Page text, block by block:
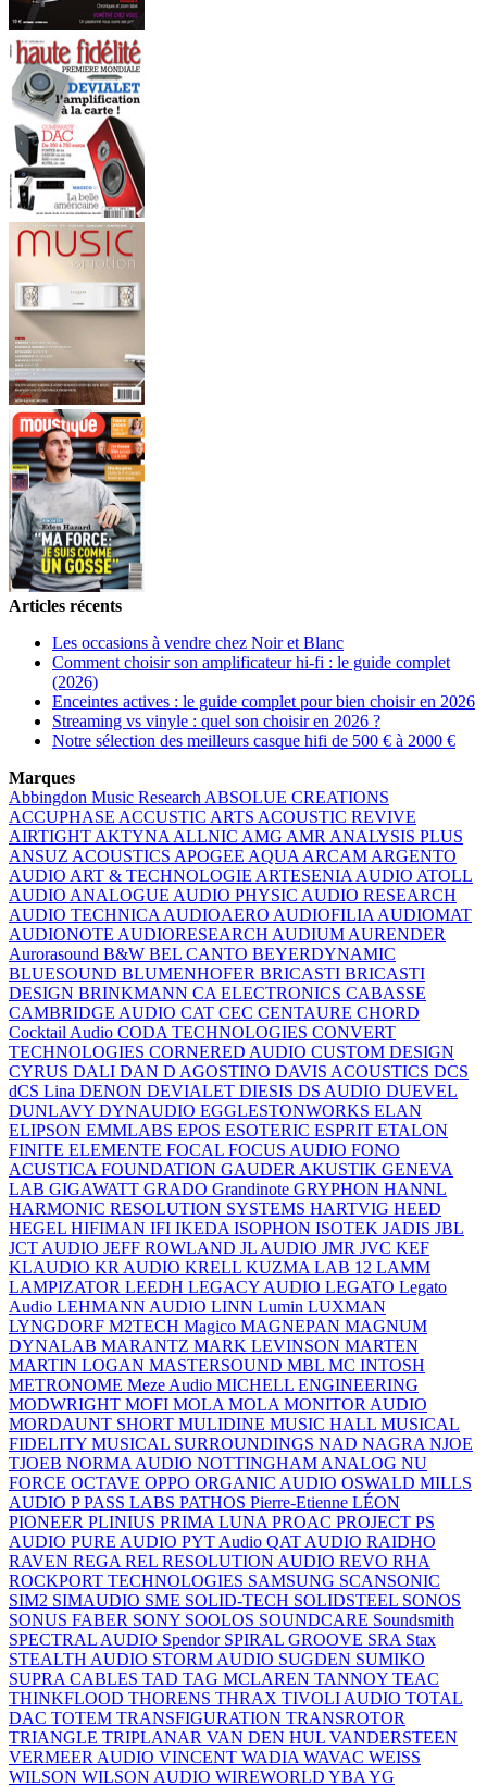
Articles récents
Les occasions à vendre chez Noir et Blanc
Comment choisir son amplificateur hi-fi : le guide complet
(2026)
Enceintes actives : le guide complet pour bien choisir en 2026
Streaming vs vinyle : quel son choisir en 2026 ?
Notre sélection des meilleurs casque hifi de 500 € à 2000 €
Marques
Abbingdon Music Research ABSOLUE CREATIONS
ACCUPHASE ACCUSTIC ARTS ACOUSTIC REVIVE
AIRTIGHT AKTYNA ALLNIC AMG AMR ANALYSIS PLUS
ANSUZ ACOUSTICS APOGEE AQUA ARCAM ARGENTO
AUDIO ART & TECHNOLOGIE ARTESENIA AUDIO ATOLL
AUDIO ANALOGUE AUDIO PHYSIC AUDIO RESEARCH
AUDIO TECHNICA AUDIOAERO AUDIOFILIA AUDIOMAT
AUDIONOTE AUDIORESEARCH AUDIUM AURENDER
Aurorasound B&W BEL CANTO BEYERDYNAMIC
BLUESOUND BLUMENHOFER BRICASTI BRICASTI
DESIGN BRINKMANN CA ELECTRONICS CABASSE
CAMBRIDGE AUDIO CAT CEC CENTAURE CHORD
Cocktail Audio CODA TECHNOLOGIES CONVERT
TECHNOLOGIES CORNERED AUDIO CUSTOM DESIGN
CYRUS DALI DAN D AGOSTINO DAVIS ACOUSTICS DCS
dCS Lina DENON DEVIALET DIESIS DS AUDIO DUEVEL
DUNLAVY DYNAUDIO EGGLESTONWORKS ELAN
ELIPSON EMMLABS EPOS ESOTERIC ESPRIT ETALON
FINITE ELEMENTE FOCAL FOCUS AUDIO FONO
ACUSTICA FOUNDATION GAUDER AKUSTIK GENEVA
LAB GIGAWATT GRADO Grandinote GRYPHON HANNL
HARMONIC RESOLUTION SYSTEMS HARTVIG HEED
HEGEL HIFIMAN IFI IKEDA ISOPHON ISOTEK JADIS JBL
JCT AUDIO JEFF ROWLAND JL AUDIO JMR JVC KEF
KLAUDIO KR AUDIO KRELL KUZMA LAB 12 LAMM
LAMPIZATOR LEEDH LEGACY AUDIO LEGATO Legato
Audio LEHMANN AUDIO LINN Lumin LUXMAN
LYNGDORF M2TECH Magico MAGNEPAN MAGNUM
DYNALAB MARANTZ MARK LEVINSON MARTEN
MARTIN LOGAN MASTERSOUND MBL MC INTOSH
METRONOME Meze Audio MICHELL ENGINEERING
MODWRIGHT MOFI MOLA MOLA MONITOR AUDIO
MORDAUNT SHORT MULIDINE MUSIC HALL MUSICAL
FIDELITY MUSICAL SURROUNDINGS NAD NAGRA NJOE
TJOEB NORMA AUDIO NOTTINGHAM ANALOG NU
FORCE OCTAVE OPPO ORGANIC AUDIO OSWALD MILLS
AUDIO PPASS LABS PATHOS Pierre-Etienne LÉON
PIONEER PLINIUS PRIMA LUNA PROAC PROJECT PS
AUDIO PURE AUDIO PYT Audio QAT AUDIO RAIDHO
RAVEN REGA REL RESOLUTION AUDIO REVO RHA
ROCKPORT TECHNOLOGIES SAMSUNG SCANSONIC
SIM2 SIMAUDIO SME SOLID-TECH SOLIDSTEEL SONOS
SONUS FABER SONY SOOLOS SOUNDCARE Soundsmith
SPECTRAL AUDIO Spendor SPIRAL GROOVE SRA Stax
STEALTH AUDIO STORM AUDIO SUGDEN SUMIKO
SUPRA CABLES TAD TAG MCLAREN TANNOY TEAC
THINKFLOOD THORENS THRAX TIVOLI AUDIO TOTAL
DAC TOTEM TRANSFIGURATION TRANSROTOR
TRIANGLE TRIPLANAR VAN DEN HUL VANDERSTEEN
VERMEER AUDIO VINCENT WADIA WAVAC WEISS
WILSON WILSON AUDIO WIREWORLD YBA YG